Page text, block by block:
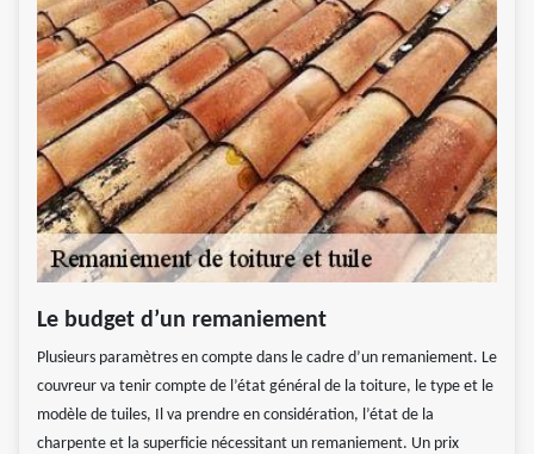
Le budget d’un remaniement
Plusieurs paramètres en compte dans le cadre d’un remaniement. Le
couvreur va tenir compte de l’état général de la toiture, le type et le
modèle de tuiles, Il va prendre en considération, l’état de la
charpente et la superficie nécessitant un remaniement. Un prix